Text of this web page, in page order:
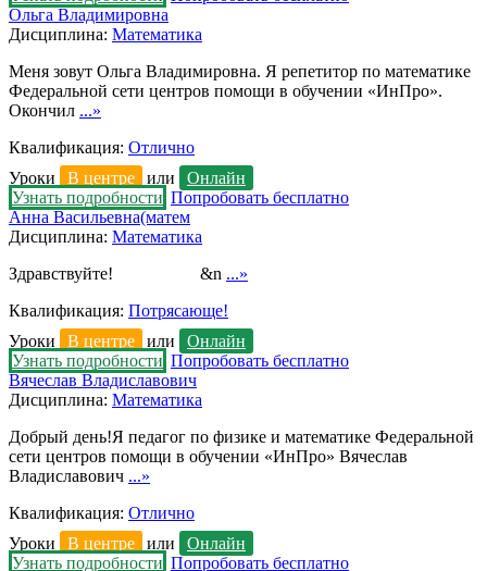
Ольга Владимировна
Дисциплина: Математика
Меня зовут Ольга Владимировна. Я репетитор по математике
Федеральной сети центров помощи в обучении «ИнПро».
Окончил ...»
Квалификация: Отлично
Уроки
В центре или
Онлайн
Узнать подробности Попробовать бесплатно
Анна Васильевна(матем
Дисциплина: Математика
Здравствуйте! &n ...»
Квалификация: Потрясающе!
Уроки
В центре или
Онлайн
Узнать подробности Попробовать бесплатно
Вячеслав Владиславович
Дисциплина: Математика
Добрый день!Я педагог по физике и математике Федеральной
сети центров помощи в обучении «ИнПро» Вячеслав
Владиславович ...»
Квалификация: Отлично
Уроки
В центре или
Онлайн
Узнать подробности Попробовать бесплатно